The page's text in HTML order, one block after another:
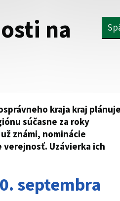
na
kraja kraj plánuje
súčasne za roky
známi, nominácie
Uzávierka ich
septembra